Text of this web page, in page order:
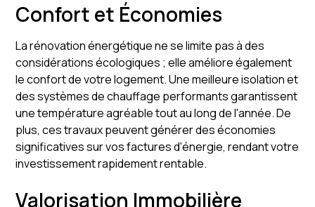
Confort et Économies
La rénovation énergétique ne se limite pas à des
considérations écologiques ; elle améliore également
le confort de votre logement. Une meilleure isolation et
des systèmes de chauffage performants garantissent
une température agréable tout au long de l'année. De
plus, ces travaux peuvent générer des économies
significatives sur vos factures d'énergie, rendant votre
investissement rapidement rentable.
Valorisation Immobilière